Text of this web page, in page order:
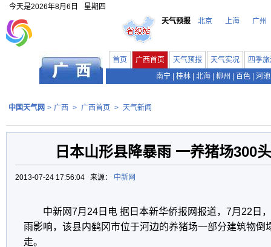
今天是2026年8月6日
星期四
天气预报
北京 上海 广州
首页 广西首页 天气预报 天气实况
四季
南宁
桂林 北海 柳州 百色 河池
中国天气网 > 广西 > 广西首页 > 天气新闻
日本山形县降暴雨 一养猪场300
2013-07-24 17:56:04 来源： 中新网
中新网7月24日电 据日本新华侨报网报道，7月22日
雨影响，该县内鹤冈市位于河边的养猪场一部分建筑物倒
走。